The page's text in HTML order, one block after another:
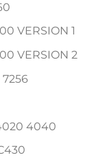
VERSION 1
VERSION 2
7256
4040